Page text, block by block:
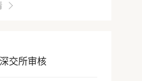
交所审核